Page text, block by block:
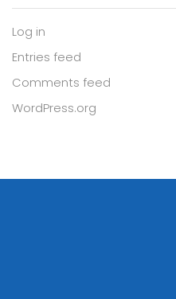
Log in
Entries feed
Comments feed
WordPress.org